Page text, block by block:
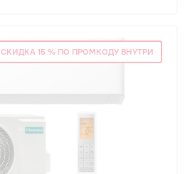
СКИДКА 15 % ПО ПРОМКОДУ ВНУТРИ